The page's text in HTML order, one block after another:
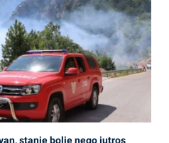
stanje bolje nego jutros